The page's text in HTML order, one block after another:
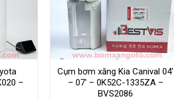
–
Cụm bơm xăng Kia Canival 04′
– 07′ – 0K52C-1335ZA –
BVS2086